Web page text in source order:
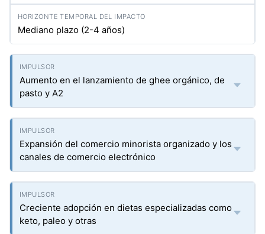
Mediano plazo (2-4 años)
Aumento en el lanzamiento de ghee orgánico, de
pasto y A2
Expansión del comercio minorista organizado y los
canales de comercio electrónico
Creciente adopción en dietas especializadas como
keto, paleo y otras